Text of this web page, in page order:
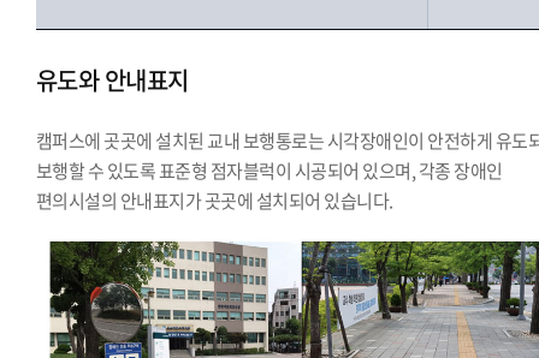
유도와 안내표지
캠퍼스에 곳곳에 설치된 교내 보행통로는 시각장애인이 안전하게 유도
보행할 수 있도록 표준형 점자블럭이 시공되어 있으며, 각종 장애인
편의시설의 안내표지가 곳곳에 설치되어 있습니다.